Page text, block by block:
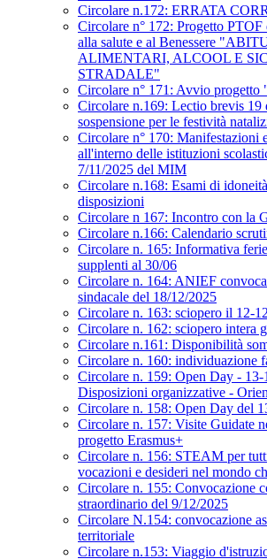
Circolare n.172: ERRATA
Circolare n° 172: Progetto
alla salute e al Benessere
ALIMENTARI, ALCOOL E
STRADALE"
Circolare n° 171: Avvio progetto
Circolare n.169: Lectio brevis 19
sospensione per le festività
Circolare n° 170: Manifestazioni
all'interno delle istituzioni
7/11/2025 del MIM
Circolare n.168: Esami di
disposizioni
Circolare n 167: Incontro con la
Circolare n.166: Calendario
Circolare n. 165: Informativa
supplenti al 30/06
Circolare n. 164: ANIEF
sindacale del 18/12/2025
Circolare n. 163: sciopero il 12-
Circolare n. 162: sciopero intera
Circolare n.161: Disponibilità
Circolare n. 160: individuazione
Circolare n. 159: Open Day - 13-
Disposizioni organizzative -
Circolare n. 158: Open Day del
Circolare n. 157: Visite Guidate
progetto Erasmus+
Circolare n. 156: STEAM per
vocazioni e desideri nel mondo
Circolare n. 155: Convocazione
straordinario del 9/12/2025
Circolare N.154: convocazione
territoriale
Circolare n.153: Viaggio